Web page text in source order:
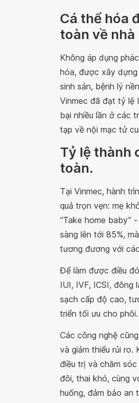
Cá thể hóa
toàn về nhà
Không áp dụng
hóa, được xây
sinh sản, bệnh lý
Vinmec đã đạt tỷ lệ
bại nhiều lần ở các
tạp về nội mạc tử
Tỷ lệ thành
toàn.
Tại Vinmec, hành
quả trọn vẹn: mẹ
“Take home baby”
sàng lên tới 85%,
tương đương với
Để làm được điều
IUI, IVF, ICSI, đông
sạch cấp độ cao,
triển tối ưu cho phôi.
Các công nghệ
và giảm thiểu rủi ro.
điều trị và chăm
đôi, thai khó, cùng
huống, đảm bảo